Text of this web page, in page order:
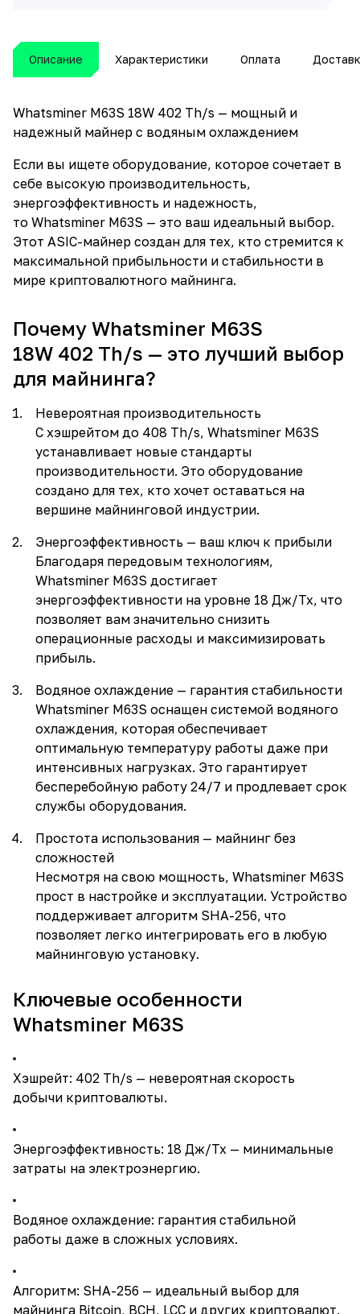
Описание Характеристики Оплата
Whatsminer M63S 18W 402 Th/s — мощный и
надежный майнер с водяным охлаждением
Если вы ищете оборудование, которое сочетает в
себе высокую производительность,
энергоэффективность и надежность,
то Whatsminer M63S — это ваш идеальный выбор.
Этот ASIC-майнер создан для тех, кто стремится к
максимальной прибыльности и стабильности в
мире криптовалютного майнинга.
Почему Whatsminer M63S
18W 402 Th/s — это лучший выбор
для майнинга?
Невероятная производительность
С хэшрейтом до 408 Th/s, Whatsminer M63S
устанавливает новые стандарты
производительности. Это оборудование
создано для тех, кто хочет оставаться на
вершине майнинговой индустрии.
Энергоэффективность — ваш ключ к прибыли
Благодаря передовым технологиям,
Whatsminer M63S достигает
энергоэффективности на уровне 18 Дж/Тх, что
позволяет вам значительно снизить
операционные расходы и максимизировать
прибыль.
Водяное охлаждение — гарантия стабильности
Whatsminer M63S оснащен системой водяного
охлаждения, которая обеспечивает
оптимальную температуру работы даже при
интенсивных нагрузках. Это гарантирует
бесперебойную работу 24/7 и продлевает срок
службы оборудования.
Простота использования — майнинг без
сложностей
Несмотря на свою мощность, Whatsminer M63S
прост в настройке и эксплуатации. Устройство
поддерживает алгоритм SHA-256, что
позволяет легко интегрировать его в любую
майнинговую установку.
Ключевые особенности
Whatsminer M63S
Хэшрейт: 402 Th/s — невероятная скорость
добычи криптовалюты.
Энергоэффективность: 18 Дж/Тх — минимальные
затраты на электроэнергию.
Водяное охлаждение: гарантия стабильной
работы даже в сложных условиях.
Алгоритм: SHA-256 — идеальный выбор для
майнинга Bitcoin, BCH, LCC и других криптовалют.